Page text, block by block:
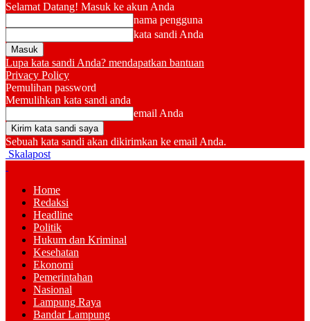
Selamat Datang! Masuk ke akun Anda
nama pengguna
kata sandi Anda
Lupa kata sandi Anda? mendapatkan bantuan
Privacy Policy
Pemulihan password
Memulihkan kata sandi anda
email Anda
Sebuah kata sandi akan dikirimkan ke email Anda.
Skalapost
Home
Redaksi
Headline
Politik
Hukum dan Kriminal
Kesehatan
Ekonomi
Pemerintahan
Nasional
Lampung Raya
Bandar Lampung